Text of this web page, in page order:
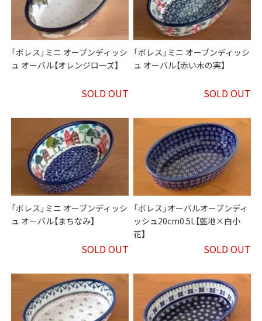
「ボレス」ミニ オーブンディッシ
ュ オーバル【オレンジローズ】
SOLD OUT
「ボレス」ミニ オーブンディッシ
ュ オーバル【赤い木の実】
SOLD OUT
「ボレス」ミニ オーブンディッシ
ュ オーバル【まちなみ】
SOLD OUT
「ボレス」オーバルオーブンディ
ッシュ20cm0.5L【藍地×白小
花】
SOLD OUT